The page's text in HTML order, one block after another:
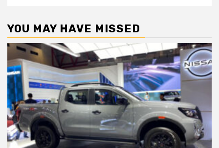
YOU MAY HAVE MISSED